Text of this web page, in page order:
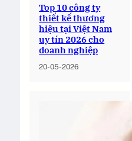
Top 10 công ty
thiết kế thương
hiệu tại Việt Nam
uy tín 2026 cho
doanh nghiệp
20-05-2026